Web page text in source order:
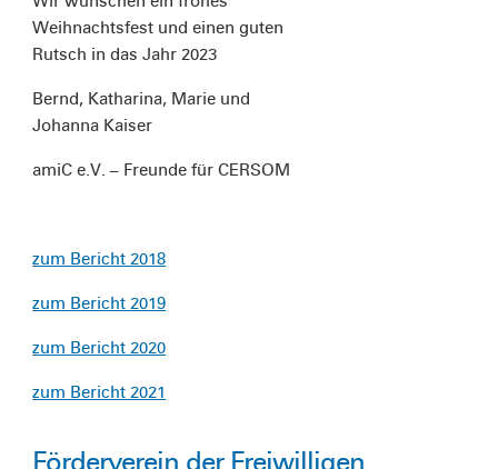
Weihnachtsfest und einen guten
Rutsch in das Jahr 2023
Bernd, Katharina, Marie und
Johanna Kaiser
amiC e.V. – Freunde für CERSOM
zum Bericht 2018
zum Bericht 2019
zum Bericht 2020
zum Bericht 2021
Förderverein der Freiwilligen